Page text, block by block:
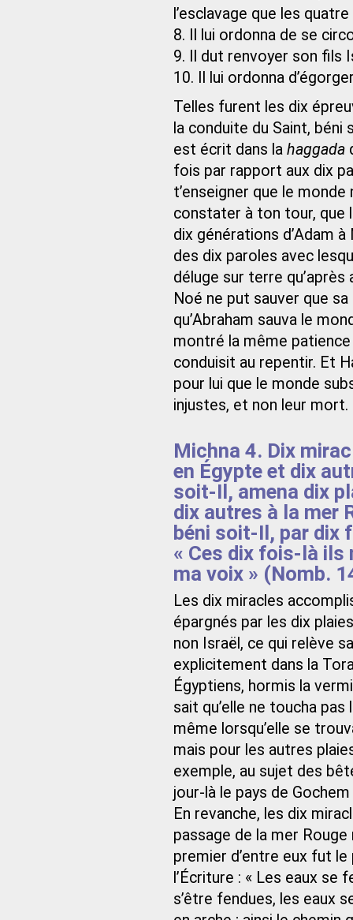
l’esclavage que les
8. Il lui ordonna de se
9. Il dut renvoyer son fils
10. Il lui ordonna
Telles furent les dix
la conduite du Saint, béni
est écrit dans la haggada
fois par rapport aux dix
t’enseigner que le
constater à ton tour, que
dix générations d’Adam à
des dix paroles avec
déluge sur terre
Noé ne put sauver que
qu’Abraham sauva le
montré la même patience
conduisit au repentir. Et
pour lui que le monde
injustes, et non leur mort.
Michna 4. Dix
en Égypte et dix
soit-Il, amena dix
dix autres à la mer
béni soit-Il, par dix
« Ces dix fois-là ils
ma voix » (Nomb.
Les dix miracles
épargnés par les dix
non Israël, ce qui relève
explicitement dans la
Égyptiens, hormis la
sait qu’elle ne toucha
même lorsqu’elle se
mais pour les autres
exemple, au sujet des
jour-là le pays de
En revanche, les dix
passage de la mer
premier d’entre eux fut
l’Écriture : « Les eaux se
s’être fendues, les eaux